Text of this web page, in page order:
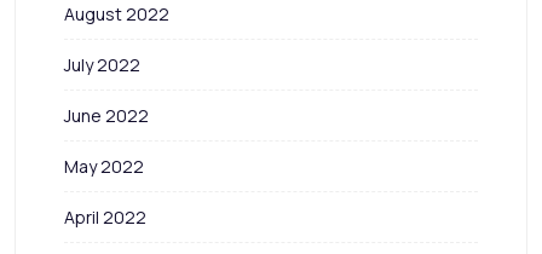
August 2022
July 2022
June 2022
May 2022
April 2022